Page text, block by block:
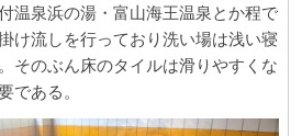
温泉浜の湯・富山海王温泉とか程で
け流しを行っており洗い場は浅い寝
そのぶん床のタイルは滑りやすくな
である。